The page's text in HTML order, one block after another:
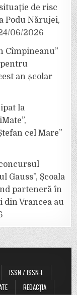
de risc
Podu Nărujei,
06/2026
Cîmpineanu”
an școlar
la
cel Mare”
Gauss”, Școala
parteneră în
din Vrancea au
ISSN / ISSN-L
REDACȚIA